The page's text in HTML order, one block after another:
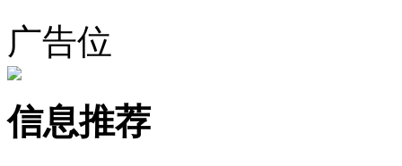
广告位
信息推荐